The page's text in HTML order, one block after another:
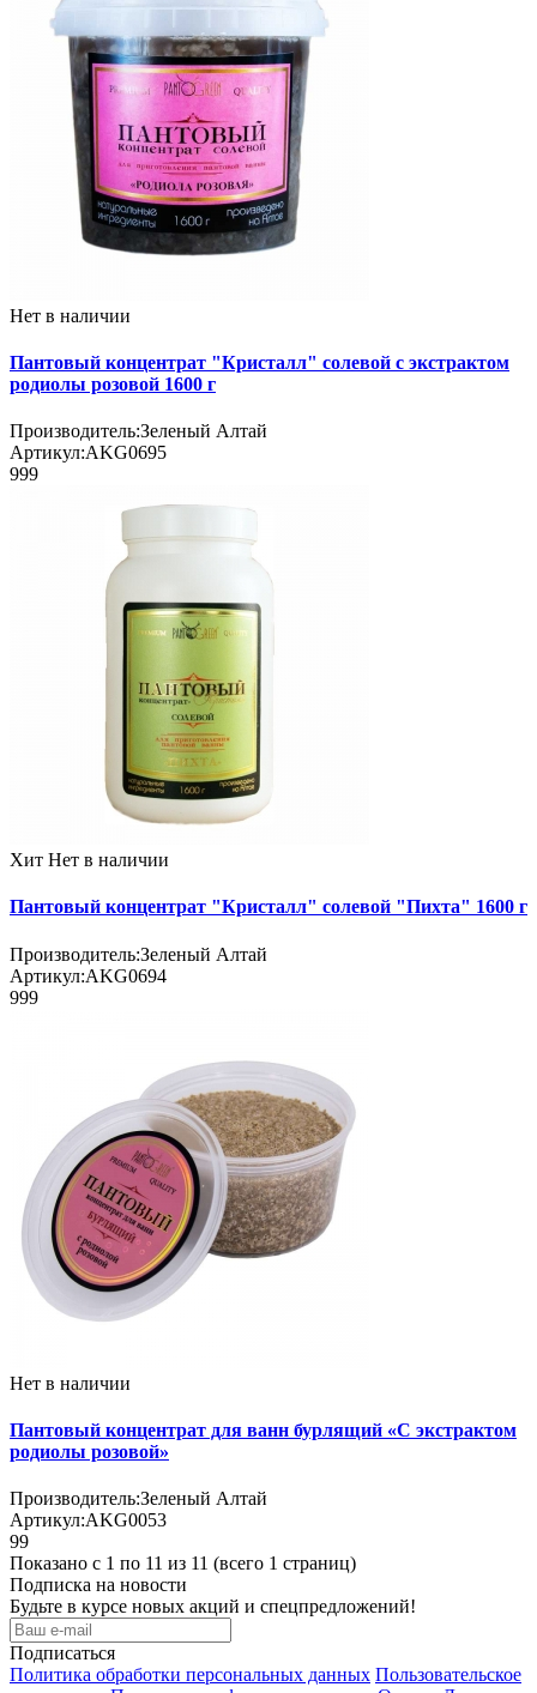
Нет в наличии
Пантовый концентрат "Кристалл" солевой с экстрактом
родиолы розовой 1600 г
Производитель:Зеленый Алтай
Артикул:AKG0695
999
Хит Нет в наличии
Пантовый концентрат "Кристалл" солевой "Пихта" 1600 г
Производитель:Зеленый Алтай
Артикул:AKG0694
999
Нет в наличии
Пантовый концентрат для ванн бурлящий «С экстрактом
родиолы розовой»
Производитель:Зеленый Алтай
Артикул:AKG0053
99
Показано с 1 по 11 из 11 (всего 1 страниц)
Подписка на новости
Будьте в курсе новых акций и спецпредложений!
Подписаться
Политика обработки персональных данных Пользовательское